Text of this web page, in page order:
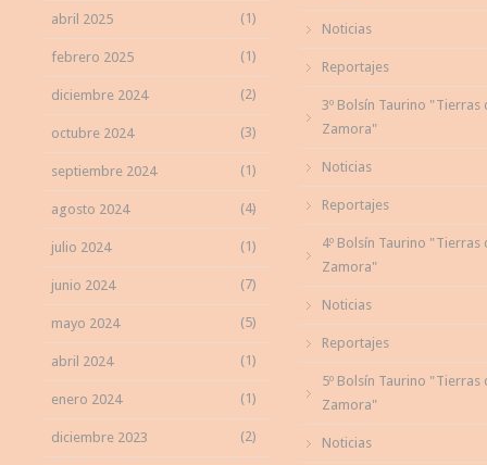
abril 2025 (1)
febrero 2025 (1)
diciembre 2024 (2)
octubre 2024 (3)
septiembre 2024 (1)
agosto 2024 (4)
julio 2024 (1)
junio 2024 (7)
mayo 2024 (5)
abril 2024 (1)
enero 2024 (1)
diciembre 2023 (2)
Noticias
Reportajes
3º Bolsín Taurino "Tierras
Zamora"
Noticias
Reportajes
4º Bolsín Taurino "Tierras
Zamora"
Noticias
Reportajes
5º Bolsín Taurino "Tierras
Zamora"
Noticias